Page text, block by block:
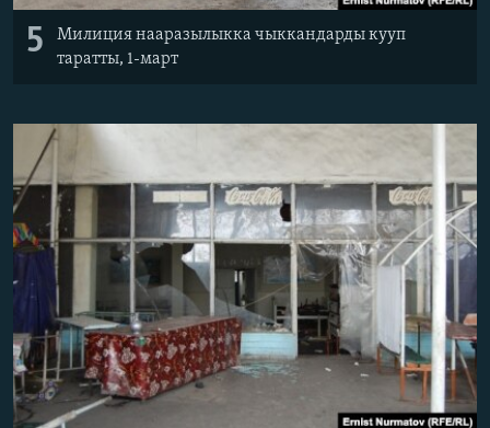
5
Милиция нааразылыкка чыккандарды кууп
таратты, 1-март